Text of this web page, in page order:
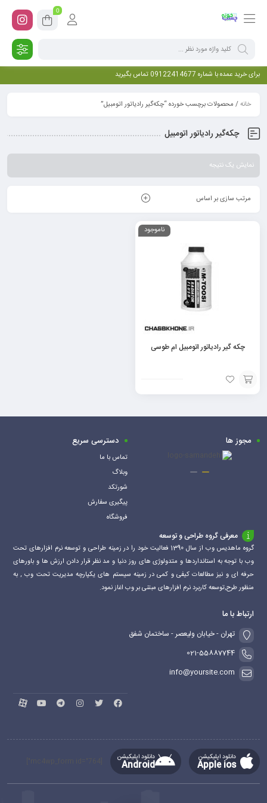
0
برای خرید عمده با شماره 09122414677 تماس بگیرید
خانه/ محصولات برچسب خورده “چکه‌گیر رادیاتور اتومبیل”
چکه‌گیر رادیاتور اتومبیل
نمایش یک نتیجه
مرتب سازی بر اساس
ناموجود
چکه‌ گیر رادیاتور اتومبیل ام طوسی
افزودن
به
مجوز ها دسترسی سریع
تماس با ما
وبلاگ
شورتکد
پیگیری سفارش
فروشگاه
معرفی گروه طراحی و توسعه
گروه ماهدیس وب از سال 1390 فعالیت خود را در زمینه طراحی و توسعه نرم افزارهای تحت
وب با توجه به استانداردها و متدولوژی های روز دنیا و مد نظر قرار دادن ارزش ها و باورهای
حرفه ای و نیز مطالعات کیفی و کمی در زمینه سیستم های یکپارچه مدیریت تحت وب , به
منظور طرح,توسعه کاربرد نرم افزارهای مبتنی بر وب اغاز نمود.
ارتباط با ما
تهران - خیابان ولیعصر - ساختمان شفق
021-55887744
info@yoursite.com
دانلود اپلیکیشن
Apple ios
دانلود اپلیکیشن
Android